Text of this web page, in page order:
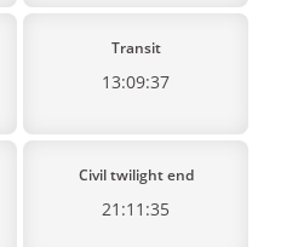
Transit
13:09:37
Civil twilight end
21:11:35